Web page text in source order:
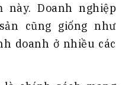
này. Doanh nghiệp
cũng giống như
doanh ở nhiều các